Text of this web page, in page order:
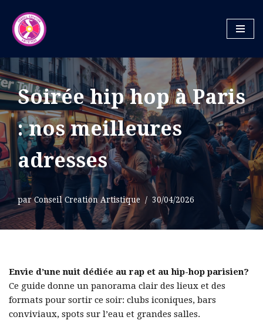
Aller
au
contenu
Soirée hip hop à Paris
: nos meilleures
adresses
parConseil Creation Artistique 30/04/2026
Envie d’une nuit dédiée au rap et au hip-hop parisien?
Ce guide donne un panorama clair des lieux et des
formats pour sortir ce soir: clubs iconiques, bars
conviviaux, spots sur l’eau et grandes salles.